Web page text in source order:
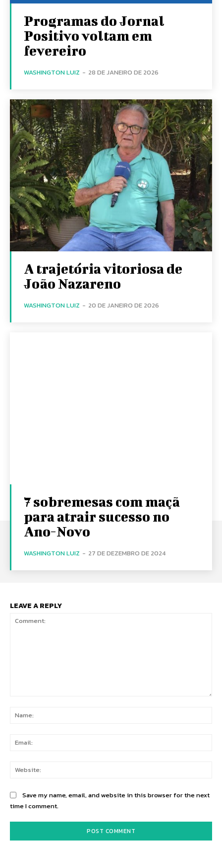
Programas do Jornal
Positivo voltam em
fevereiro
WASHINGTON LUIZ - 28 DE JANEIRO DE 2026
A trajetória vitoriosa de
João Nazareno
WASHINGTON LUIZ - 20 DE JANEIRO DE 2026
7 sobremesas com maçã
para atrair sucesso no
Ano-Novo
WASHINGTON LUIZ - 27 DE DEZEMBRO DE 2024
LEAVE A REPLY
Save my name, email, and website in this browser for the next
time I comment.